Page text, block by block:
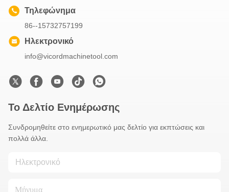
Τηλεφώνημα
86--15732757199
Ηλεκτρονικό
info@vicordmachinetool.com
Το Δελτίο Ενημέρωσης
Συνδρομηθείτε στο ενημερωτικό μας δελτίο για εκπτώσεις και
πολλά άλλα.